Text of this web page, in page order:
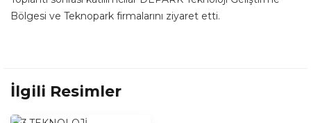
Bölgesi ve Teknopark firmalarını ziyaret etti.
İlgili Resimler